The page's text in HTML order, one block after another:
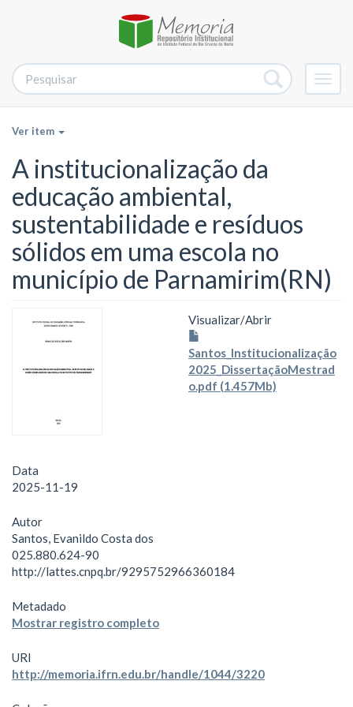
Ver item
A institucionalização da
educação ambiental,
sustentabilidade e resíduos
sólidos em uma escola no
município de Parnamirim(RN)
Visualizar/Abrir
Santos_Institucionalização
2025_DissertaçãoMestrad
o.pdf (1.457Mb)
Data
2025-11-19
Autor
Santos, Evanildo Costa dos
025.880.624-90
http://lattes.cnpq.br/9295752966360184
Metadado
Mostrar registro completo
URI
http://memoria.ifrn.edu.br/handle/1044/3220